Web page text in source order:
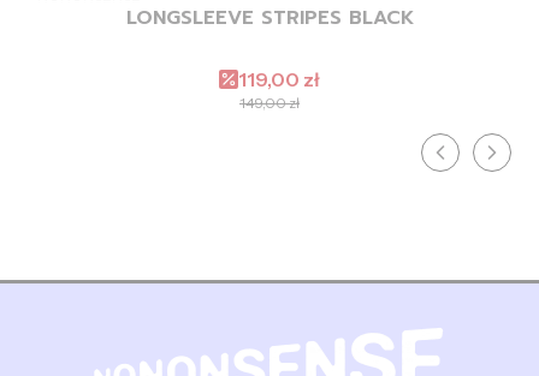
LONGSLEEVE STRIPES BLACK
Cena promocyjna
119,00 zł
149,00 zł